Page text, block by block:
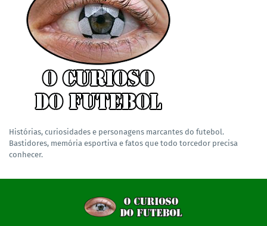
Histórias, curiosidades e personagens marcantes do futebol.
Bastidores, memória esportiva e fatos que todo torcedor precisa
conhecer.